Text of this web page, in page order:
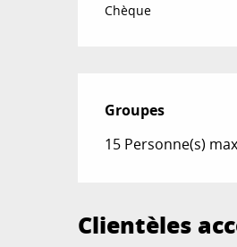
Chèque
Groupes
Groupes
15 Personne(s)
Clientèles